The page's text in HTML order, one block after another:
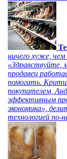
ничего хуже, чем
«Здравствуйте,
продавец
помогать.
покупателем,
эффективным
экономика»,
технологией по-